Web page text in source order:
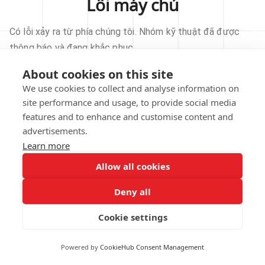
About cookies on this site
We use cookies to collect and analyse information on
site performance and usage, to provide social media
features and to enhance and customise content and
advertisements.
Learn more
Allow all cookies
Deny all
Cookie settings
Powered by CookieHub Consent Management
Lỗi máy chủ
Có lỗi xảy ra từ phía chúng tôi. Nhóm kỹ thuật đã được
thông báo và đang khắc phục.
THỬ LẠI
VỀ TRANG CHỦ
notified.